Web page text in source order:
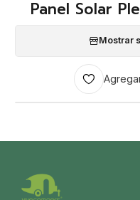
Panel Solar
Mostrar